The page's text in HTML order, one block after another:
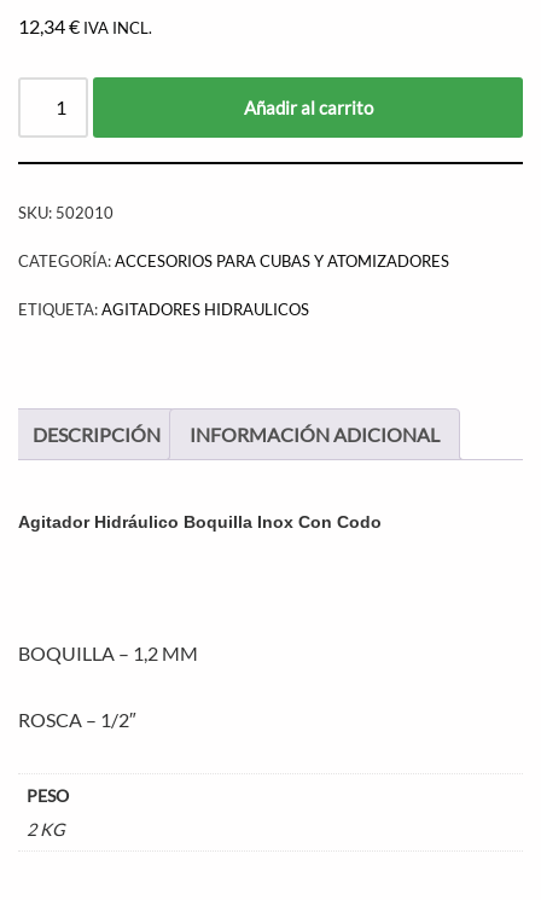
12,34€ IVA INCL.
Añadir al carrito
SKU: 502010
CATEGORÍA:ACCESORIOS PARA CUBAS Y ATOMIZADORES
ETIQUETA:AGITADORES HIDRAULICOS
DESCRIPCIÓN INFORMACIÓN ADICIONAL
Agitador Hidráulico Boquilla Inox Con Codo
BOQUILLA – 1,2 MM
ROSCA – 1/2″
PESO
2 KG